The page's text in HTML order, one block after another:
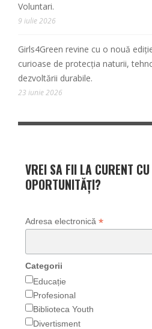
Voluntari.
9 iulie 2026
Girls4Green revine cu o nouă
curioase de protecția naturii,
dezvoltării durabile.
23 iunie 2026
VREI SA FII LA CURENT
OPORTUNITĂȚI?
Adresa electronică *
Categorii
Educație
Profesional
Biblioteca Youth
Divertisment